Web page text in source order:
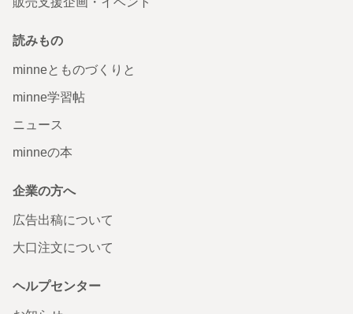
読みもの
minneとものづくりと
minne学習帖
ニュース
minneの本
企業の方へ
広告出稿について
大口注文について
ヘルプセンター